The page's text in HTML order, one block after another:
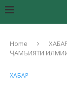
Home
ҶАМЪИЯТИ
ХАБАР